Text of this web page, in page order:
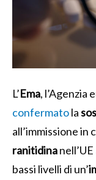
L’Ema, l’Agenzia
confermatola
all’immissione in
ranitidina
bassi livelli di un’